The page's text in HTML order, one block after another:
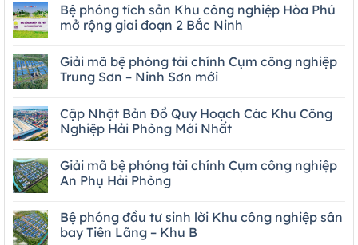
Bệ phóng tích sản Khu công nghiệp Hòa Phú
mở rộng giai đoạn 2 Bắc Ninh
Giải mã bệ phóng tài chính Cụm công nghiệp
Trung Sơn – Ninh Sơn mới
Cập Nhật Bản Đồ Quy Hoạch Các Khu Công
Nghiệp Hải Phòng Mới Nhất
Giải mã bệ phóng tài chính Cụm công nghiệp
An Phụ Hải Phòng
Bệ phóng đầu tư sinh lời Khu công nghiệp sân
bay Tiên Lãng – Khu B